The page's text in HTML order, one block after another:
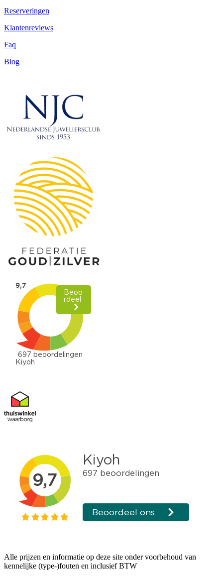
Reserveringen
Klantenreviews
Faq
Blog
Alle prijzen en informatie op deze site onder voorbehoud van
kennelijke (type-)fouten en inclusief BTW